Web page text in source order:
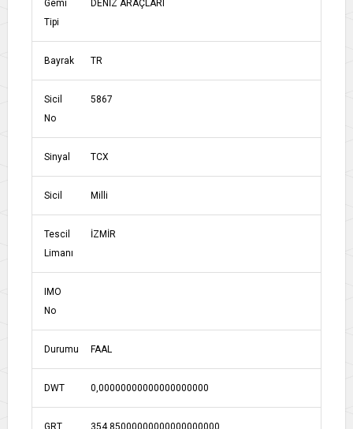
Gemi
Tipi
DENİZ ARAÇLARI
Bayrak TR
Sicil
No
5867
Sinyal TCX
Sicil Milli
Tescil
Limanı
İZMİR
IMO
No
Durumu FAAL
DWT 0,00000000000000000000